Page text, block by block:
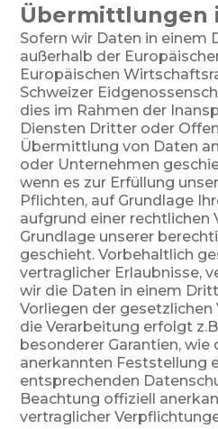
Übermittlungen
Sofern wir Daten in einem
außerhalb der
Europäischen
Schweizer
dies im Rahmen der
Diensten Dritter oder
Übermittlung von Daten
oder Unternehmen
wenn es zur Erfüllung
Pflichten, auf Grundlage
aufgrund einer rechtlichen
Grundlage unserer
geschieht. Vorbehaltlich
vertraglicher Erlaubnisse,
wir die Daten in einem
Vorliegen der gesetzlichen
die Verarbeitung erfolgt
besonderer Garantien, wie
anerkannten Feststellung
entsprechenden
Beachtung offiziell
vertraglicher